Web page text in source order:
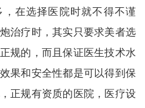
在选择医院时就不得不谨
治疗时，其实只要求美者选
规的，而且保证医生技术水
果和安全性都是可以得到保
正规有资质的医院，医疗设